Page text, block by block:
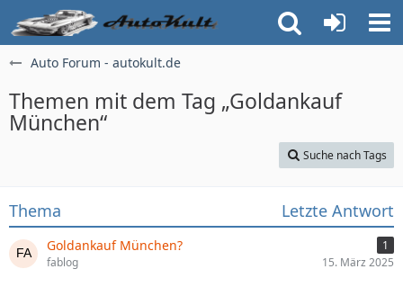
Auto Forum - autokult.de
Themen mit dem Tag „Goldankauf
München“
Suche nach Tags
Thema Letzte Antwort
Goldankauf München?
1
fablog
15. März 2025